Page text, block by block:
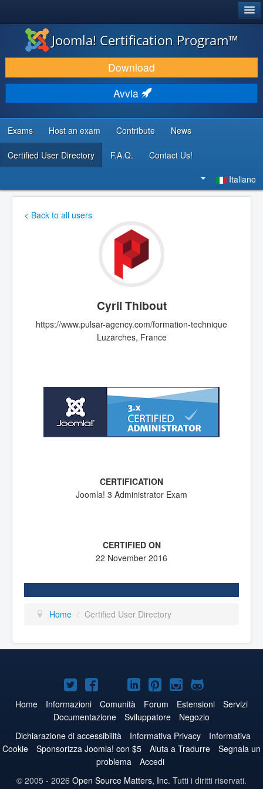
JOOMLA!
SCARICA & ESTENDI
SCOPRI & IMPARA
COMUNITÀ & SUPPORTO
RISORSE PER SVILUPPATORI
Cerca...
Joomla! Certification Program™
Download
Avvia
Exams Host an exam Contribute News
Certified User Directory F.A.Q. Contact Us!
Italiano
< Back to all users
Cyril Thibout
https://www.pulsar-agency.com/formation-technique
Luzarches, France
Joomla! 3 Administrator Exam
22 November 2016
Home / Certified User Directory
Joomla!
su
Twitter
Joomla!
su
Facebook
Joomla!
su
YouTube
Joomla!
su
LinkedIn
Joomla!
su
Pinterest
Joomla!
su
Instagram
Joomla!
su
GitHub
Home Informazioni Comunità Forum Estensioni
Servizi
Documentazione
Sviluppatore
Negozio
Dichiarazione di accessibilità
Informativa Privacy
Informativa
Cookie
Sponsorizza Joomla! con $5 Aiuta a Tradurre
Segnala un
problema
Accedi
© 2005 - 2026 Open Source Matters, Inc. Tutti i diritti riservati.